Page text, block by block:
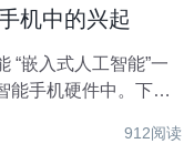
机中的兴起
一
能手机硬件中。下一
能处理形成鲜明对
912阅读